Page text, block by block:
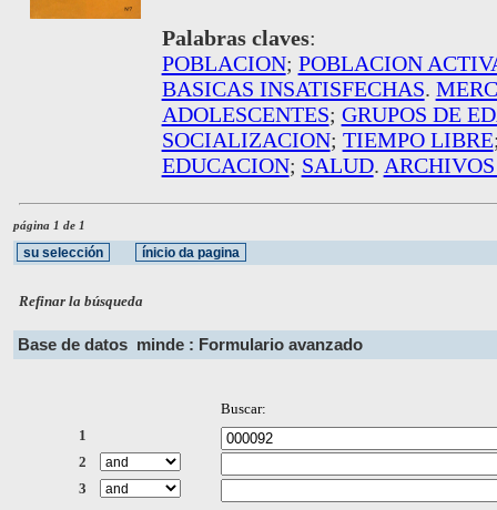
Palabras claves:
POBLACION; POBLACION
BASICAS INSATISFECHAS.
ADOLESCENTES; GRUPOS DE
SOCIALIZACION; TIEMPO LIBRE
EDUCACION; SALUD.
página 1 de 1
Refinar la búsqueda
Base de datos minde : Formulario avanzado
Buscar:
1
2
3